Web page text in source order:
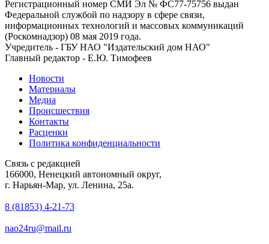
Регистрационный номер СМИ Эл № ФС77-75756 выдан
Федеральной службой по надзору в сфере связи,
информационных технологий и массовых коммуникаций
(Роскомнадзор) 08 мая 2019 года.
Учредитель - ГБУ НАО "Издательский дом НАО"
Главный редактор - Е.Ю. Тимофеев
Новости
Материалы
Медиа
Происшествия
Контакты
Расценки
Политика конфиденциальности
Связь с редакцией
166000, Ненецкий автономный округ,
г. Нарьян-Мар, ул. Ленина, 25а.
8 (81853) 4-21-73
nao24ru@mail.ru